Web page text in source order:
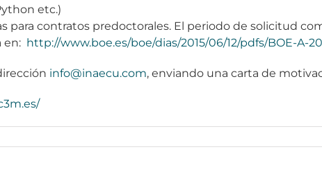
etc.)
contratos predoctorales. El periodo de solicitud
en: http://www.boe.es/boe/dias/2015/06/12/pdfs/BOE-A-
info@inaecu.com, enviando una carta de